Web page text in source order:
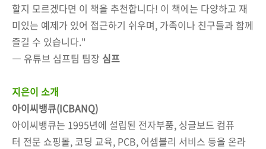
할지 모르겠다면 이 책을 추천합니다! 이 책에는 다양하고 재
미있는 예제가 있어 접근하기 쉬우며, 가족이나 친구들과 함께
즐길 수 있습니다."
― 유튜브 심프팀 팀장 심프
지은이 소개
아이씨뱅큐(ICBANQ)
아이씨뱅큐는 1995년에 설립된 전자부품, 싱글보드 컴퓨
터 전문 쇼핑몰, 코딩 교육, PCB, 어셈블리 서비스 등을 온라